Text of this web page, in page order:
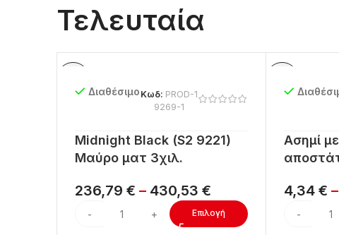
Τελευταία
Διαθέσιμο Κωδ: PROD-1
9269-1
Midnight Black (S2 9221)
Μαύρο ματ 3χιλ.
236,79 € – 430,53 €
Επιλογή
Ασημί
4,34 € –